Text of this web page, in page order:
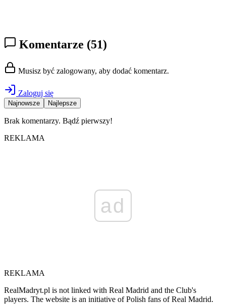
Komentarze (51)
Musisz być zalogowany, aby dodać komentarz.
Zaloguj się
Najnowsze Najlepsze
Brak komentarzy. Bądź pierwszy!
REKLAMA
ad
REKLAMA
RealMadryt.pl is not linked with Real Madrid and the Club's
players. The website is an initiative of Polish fans of Real Madrid.